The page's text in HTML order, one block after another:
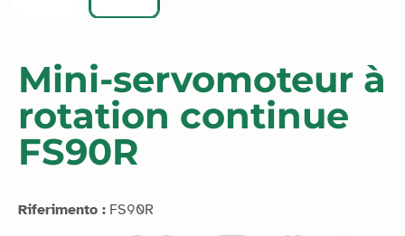
Mini-servomoteur à
rotation continue
FS90R
Riferimento : FS90R